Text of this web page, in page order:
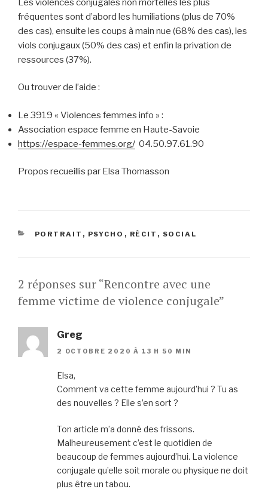
Les violences conjugales non mortelles les plus
fréquentes sont d’abord les humiliations (plus de 70%
des cas), ensuite les coups à main nue (68% des cas), les
viols conjugaux (50% des cas) et enfin la privation de
ressources (37%).
Ou trouver de l’aide :
Le 3919 « Violences femmes info » :
Association espace femme en Haute-Savoie
https://espace-femmes.org/ 04.50.97.61.90
Propos recueillis par Elsa Thomasson
CATÉGORIES
PORTRAIT , PSYCHO , RÉCIT , SOCIAL
2 réponses sur “Rencontre avec une
femme victime de violence conjugale”
Greg
2 OCTOBRE 2020 À 13 H 50 MIN
Elsa,
Comment va cette femme aujourd’hui ? Tu as
des nouvelles ? Elle s’en sort ?
Ton article m’a donné des frissons.
Malheureusement c’est le quotidien de
beaucoup de femmes aujourd’hui. La violence
conjugale qu’elle soit morale ou physique ne doit
plus être un tabou.